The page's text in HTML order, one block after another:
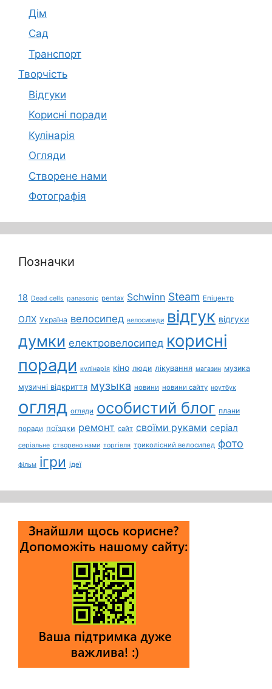
Дім
Сад
Транспорт
Творчість
Відгуки
Корисні поради
Кулінарія
Огляди
Створене нами
Фотографія
Позначки
18 Dead cells panasonic pentax Schwinn Steam Епіцентр
ОЛХ Україна велосипед велосипеди відгук відгуки
думки електровелосипед корисні
поради кулінарія кіно люди лікування магазин музика
музичні відкриття музыка новини новини сайту ноутбук
огляд огляди особистий блог плани
поради поїздки ремонт сайт своїми руками серіал
серіальне створено нами торгівля триколісний велосипед фото
фільм ігри ідеї